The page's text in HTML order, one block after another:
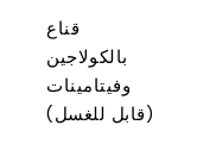
قناع
بالكولاجين
وفيتامينات
(قابل للغسل)